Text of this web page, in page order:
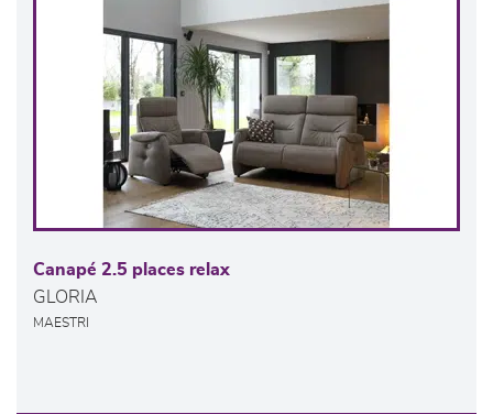
Canapé 2.5 places relax
GLORIA
MAESTRI